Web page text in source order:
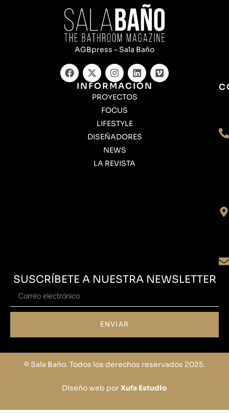
AGBpress – Sala Baño
INFORMACIÓN
PROYECTOS
FOCUS
LIFESTYLE
DISEÑADORES
NEWS
LA REVISTA
SUSCRÍBETE A NUESTRA NEWSLETTER
ENVIAR
© Sala Baño. Todos los derechos reservados 2025.
Diseño web porXufa Estudio